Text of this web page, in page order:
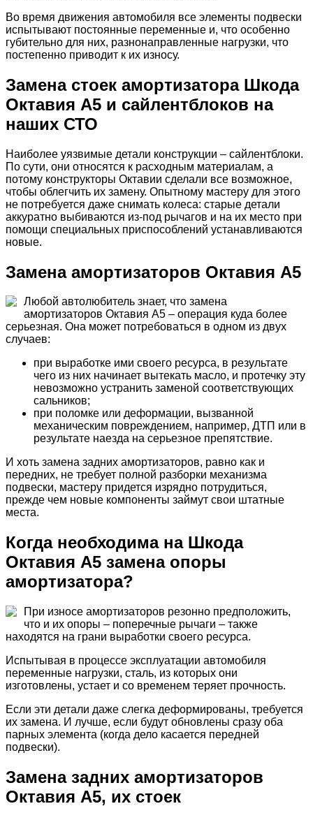
Во время движения автомобиля все элементы подвески
испытывают постоянные переменные и, что особенно
губительно для них, разнонаправленные нагрузки, что
постепенно приводит к их износу.
Замена стоек амортизатора Шкода
Октавия А5 и сайлентблоков на
наших СТО
Наиболее уязвимые детали конструкции – сайлентблоки.
По сути, они относятся к расходным материалам, а
потому конструкторы Октавии сделали все возможное,
чтобы облегчить их замену. Опытному мастеру для этого
не потребуется даже снимать колеса: старые детали
аккуратно выбиваются из-под рычагов и на их место при
помощи специальных приспособлений устанавливаются
новые.
Замена амортизаторов Октавия А5
Любой автолюбитель знает, что замена
амортизаторов Октавия А5 – операция куда более
серьезная. Она может потребоваться в одном из двух
случаев:
при выработке ими своего ресурса, в результате
чего из них начинает вытекать масло, и протечку эту
невозможно устранить заменой соответствующих
сальников;
при поломке или деформации, вызванной
механическим повреждением, например, ДТП или в
результате наезда на серьезное препятствие.
И хоть замена задних амортизаторов, равно как и
передних, не требует полной разборки механизма
подвески, мастеру придется изрядно потрудиться,
прежде чем новые компоненты займут свои штатные
места.
Когда необходима на Шкода
Октавия А5 замена опоры
амортизатора?
При износе амортизаторов резонно предположить,
что и их опоры – поперечные рычаги – также
находятся на грани выработки своего ресурса.
Испытывая в процессе эксплуатации автомобиля
переменные нагрузки, сталь, из которых они
изготовлены, устает и со временем теряет прочность.
Если эти детали даже слегка деформированы, требуется
их замена. И лучше, если будут обновлены сразу оба
парных элемента (когда дело касается передней
подвески).
Замена задних амортизаторов
Октавия А5, их стоек